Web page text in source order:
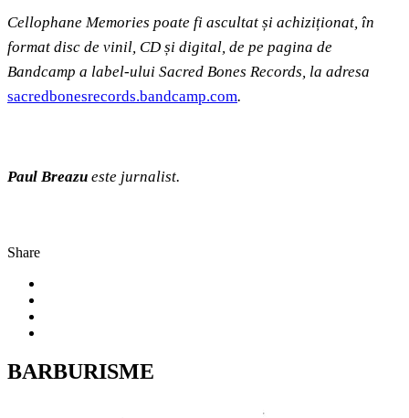
Cellophane Memories poate fi ascultat și achiziționat, în
format disc de vinil, CD și digital, de pe pagina de
Bandcamp a label-ului Sacred Bones Records, la adresa
sacredbonesrecords.bandcamp.com.
Paul Breazu este jurnalist.
Share
BARBURISME